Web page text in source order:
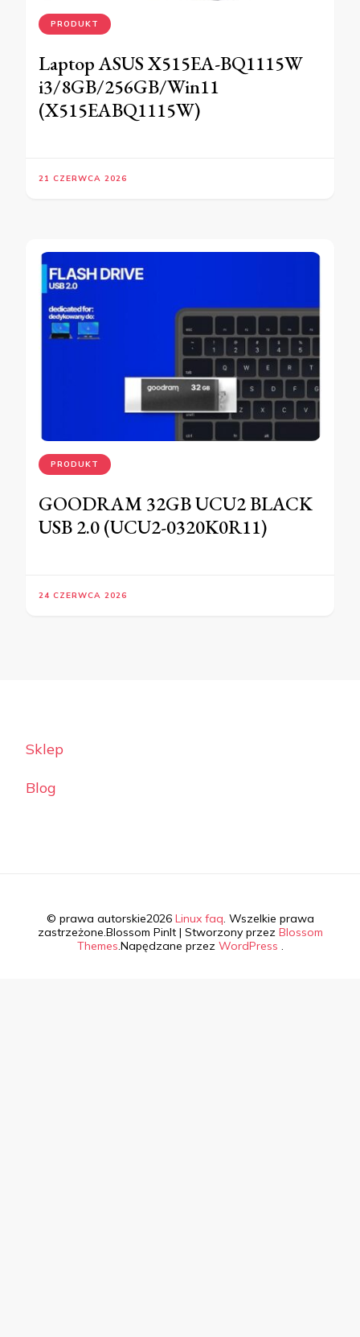
PRODUKT
Laptop ASUS X515EA-BQ1115W
i3/8GB/256GB/Win11
(X515EABQ1115W)
21 CZERWCA 2026
PRODUKT
GOODRAM 32GB UCU2 BLACK
USB 2.0 (UCU2-0320K0R11)
24 CZERWCA 2026
Sklep
Blog
© prawa autorskie2026 Linux faq . Wszelkie prawa
zastrzeżone. Blossom PinIt | Stworzony przez Blossom
Themes .Napędzane przez WordPress